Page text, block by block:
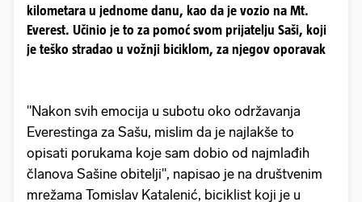
kilometara u jednome danu, kao da je vozio na Mt.
Everest. Učinio je to za pomoć svom prijatelju Saši, koji
je teško stradao u vožnji biciklom, za njegov oporavak
"Nakon svih emocija u subotu oko održavanja
Everestinga za Sašu, mislim da je najlakše to
opisati porukama koje sam dobio od najmlađih
članova Sašine obitelji", napisao je na društvenim
mrežama Tomislav Katalenić, biciklist koji je u